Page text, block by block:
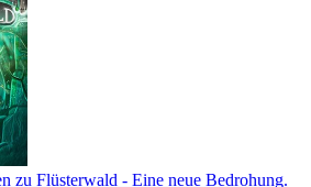
zu Flüsterwald - Eine neue Bedrohung.